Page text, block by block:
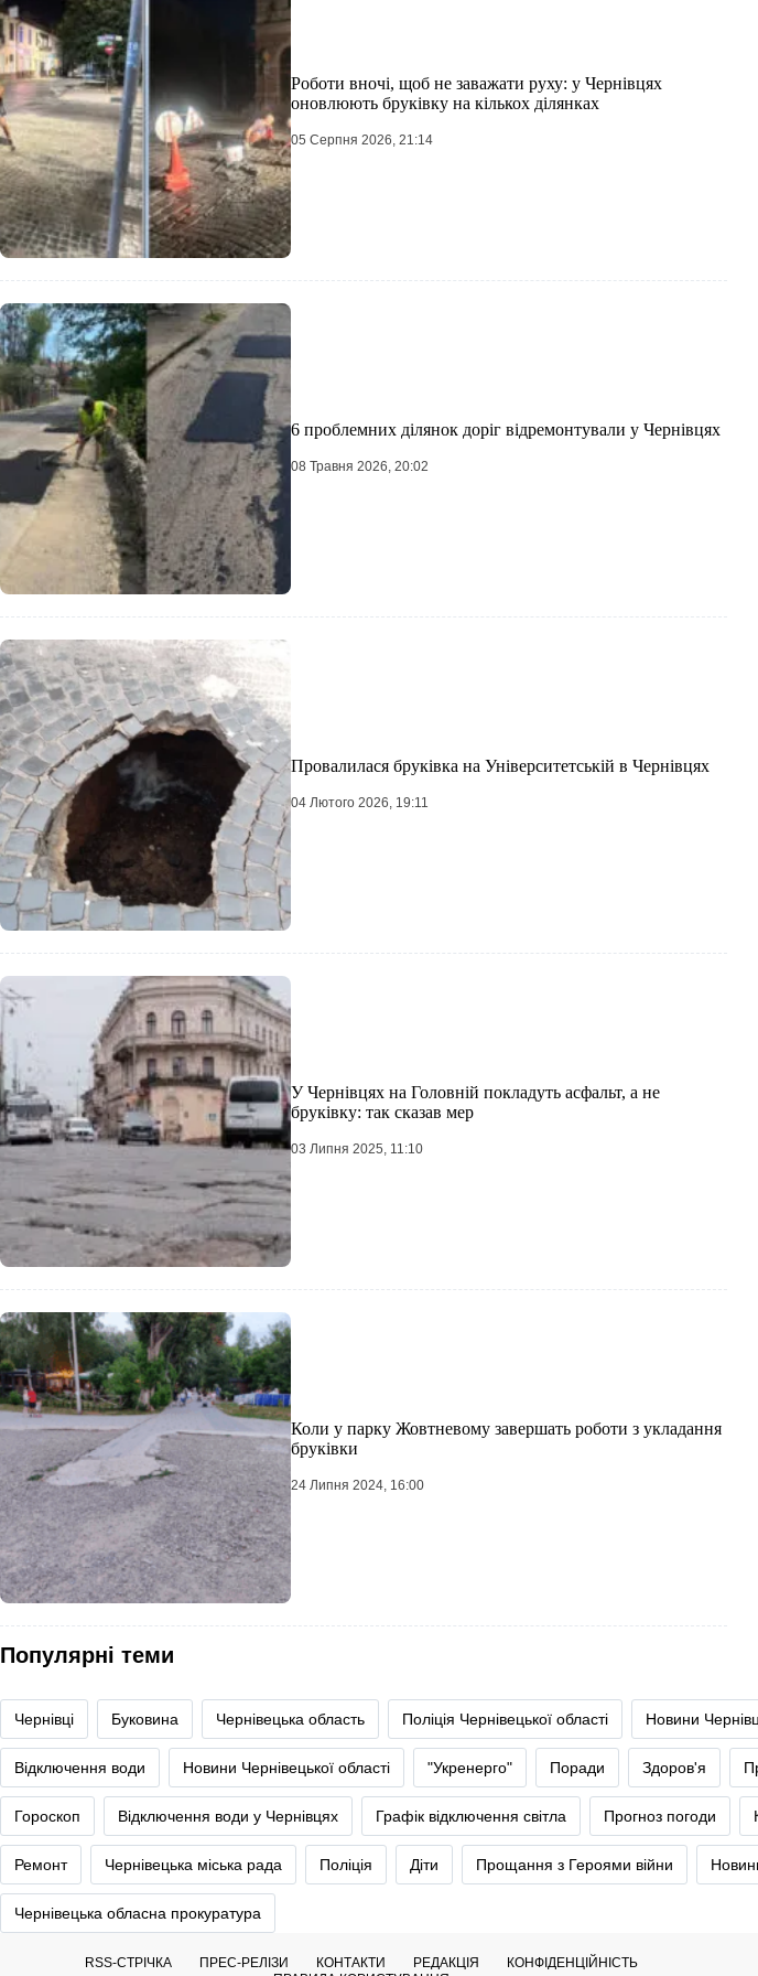
Роботи вночі, щоб не заважати руху: у Чернівцях
оновлюють бруківку на кількох ділянках
05 Серпня 2026, 21:14
6 проблемних ділянок доріг відремонтували у Чернівцях
08 Травня 2026, 20:02
Провалилася бруківка на Університетській в Чернівцях
04 Лютого 2026, 19:11
У Чернівцях на Головній покладуть асфальт, а не
бруківку: так сказав мер
03 Липня 2025, 11:10
Коли у парку Жовтневому завершать роботи з укладання
бруківки
24 Липня 2024, 16:00
Популярні теми
Чернівці Буковина Чернівецька область Поліція Чернівецької області Новини
Відключення води Новини Чернівецької області "Укренерго" Поради Здоров'я
Гороскоп Відключення води у Чернівцях Графік відключення світла Прогноз погоди
Ремонт Чернівецька міська рада Поліція Діти Прощання з Героями війни
Чернівецька обласна прокуратура
RSS-СТРІЧКА ПРЕС-РЕЛІЗИ КОНТАКТИ РЕДАКЦІЯ
КОНФІДЕНЦІЙНІСТЬ